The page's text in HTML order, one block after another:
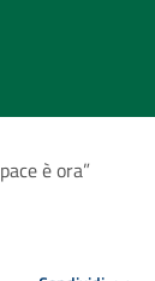
è ora”